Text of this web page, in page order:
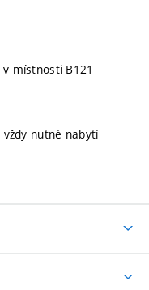
místnosti B121
nutné nabytí